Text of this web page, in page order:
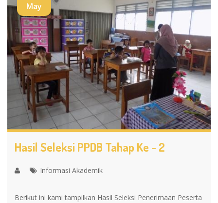
May
Hasil Seleksi PPDB Tahap Ke - 2
Informasi Akademik
Berikut ini kami tampilkan Hasil Seleksi Penerimaan Peserta